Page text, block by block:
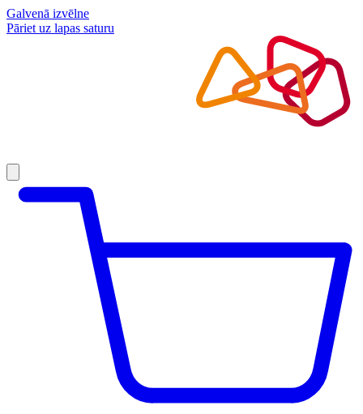
Galvenā izvēlne
Pāriet uz lapas saturu